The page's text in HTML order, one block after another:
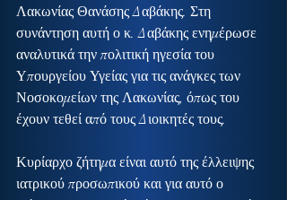
Λακωνίας Θανάσης Δαβάκης. Στη
συνάντηση αυτή ο κ. Δαβάκης ενημέρωσε
αναλυτικά την πολιτική ηγεσία του
Υπουργείου Υγείας για τις ανάγκες των
Νοσοκομείων της Λακωνίας, όπως του
έχουν τεθεί από τους Διοικητές τους.
Κυρίαρχο ζήτημα είναι αυτό της έλλειψης
ιατρικού προσωπικού και για αυτό ο